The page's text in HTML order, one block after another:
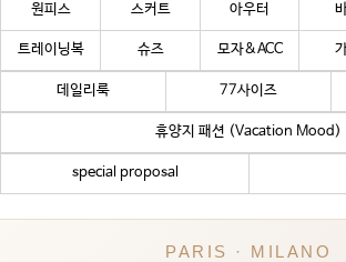
원피스 스커트 아우터
트레이닝복 슈즈 모자&ACC
데일리룩 77사이즈
휴양지 패션 (Vacation Mood)
special proposal
PARIS · MILANO